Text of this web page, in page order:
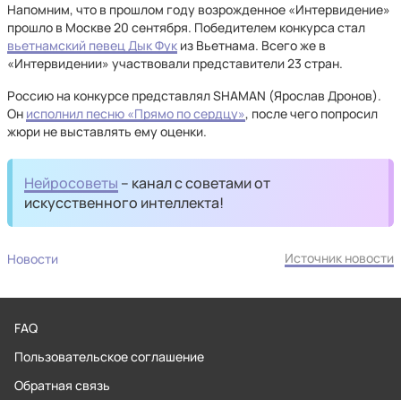
Напомним, что в прошлом году возрожденное «Интервидение»
прошло в Москве 20 сентября. Победителем конкурса стал
вьетнамский певец Дык Фук из Вьетнама. Всего же в
«Интервидении» участвовали представители 23 стран.
Россию на конкурсе представлял SHAMAN (Ярослав Дронов).
Он исполнил песню «Прямо по сердцу», после чего попросил
жюри не выставлять ему оценки.
Нейросоветы – канал с советами от
искусственного интеллекта!
Новости Источник новости
FAQ
Пользовательское соглашение
Обратная связь